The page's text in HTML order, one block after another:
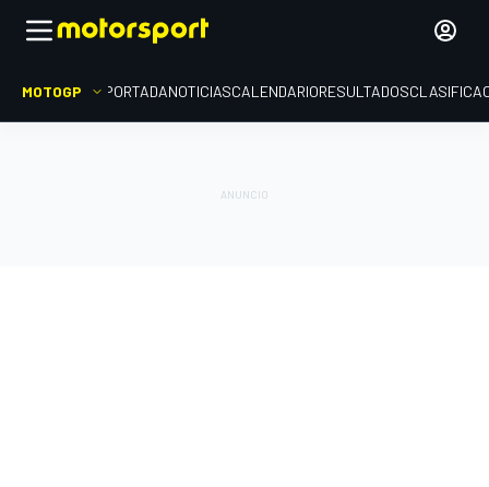
MOTOGP PORTADANOTICIASCALENDARIORESULTADOS